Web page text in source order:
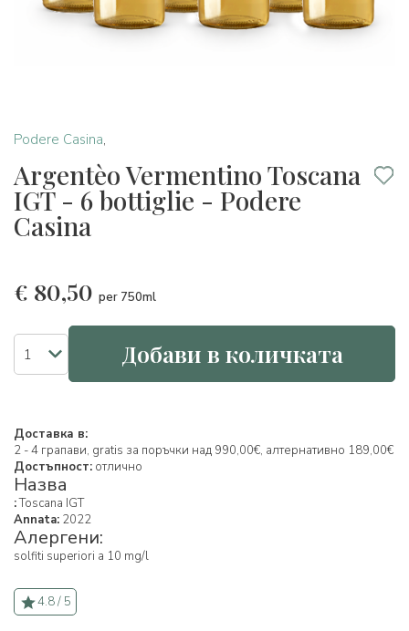
Podere Casina,
Argentèo Vermentino Toscana
IGT - 6 bottiglie - Podere
Casina
€ 80,50 per 750ml
Добави в количката
Доставка в:
2 - 4 грапави, gratis за поръчки над 990,00€, алтернативно 189,00€
Достъпност: отлично
Назва
:Toscana IGT
Annata: 2022
Алергени:
solfiti superiori a 10 mg/l
4.8 / 5